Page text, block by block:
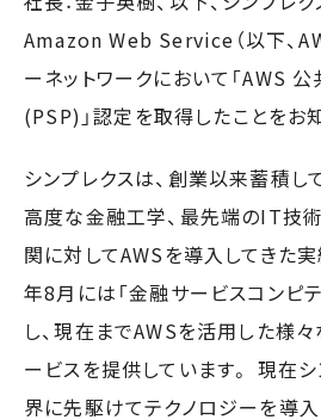
Amazon Web Service（以下、
ーネットワークにおいて「AWS
(PSP)」認定を取得したことをお
シンプレクスは、創業以来蓄積
高度な金融工学、最先端のIT技
関に対してAWSを導入してきた
年8月には「金融サービスコンピ
し、現在までAWSを活用した様
ービスを提供しています。 現在
界に先駆けてテクノロジーを導